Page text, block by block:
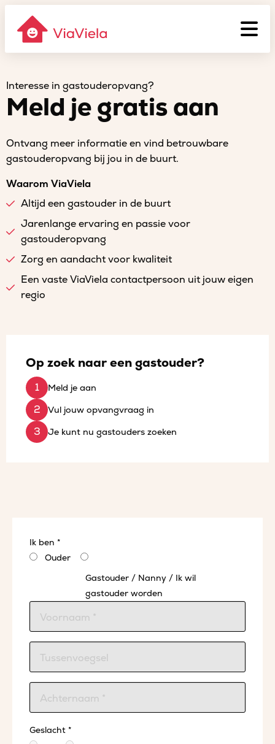
Interesse in gastouderopvang?
Meld je gratis aan
Ontvang meer informatie en vind betrouwbare
gastouderopvang bij jou in de buurt.
Waarom ViaViela
Altijd een gastouder in de buurt
Jarenlange ervaring en passie voor
gastouderopvang
Zorg en aandacht voor kwaliteit
Een vaste ViaViela contactpersoon uit jouw eigen
regio
Op zoek naar een gastouder?
Meld je aan
Vul jouw opvangvraag in
Je kunt nu gastouders zoeken
Ik ben *
Ouder
Gastouder / Nanny / Ik wil
gastouder worden
Geslacht *